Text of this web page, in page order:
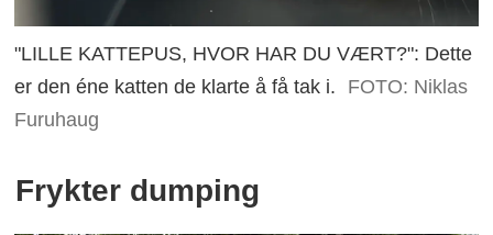
"LILLE KATTEPUS, HVOR HAR DU VÆRT?": Dette
er den éne katten de klarte å få tak i.
FOTO: Niklas
Furuhaug
Frykter dumping